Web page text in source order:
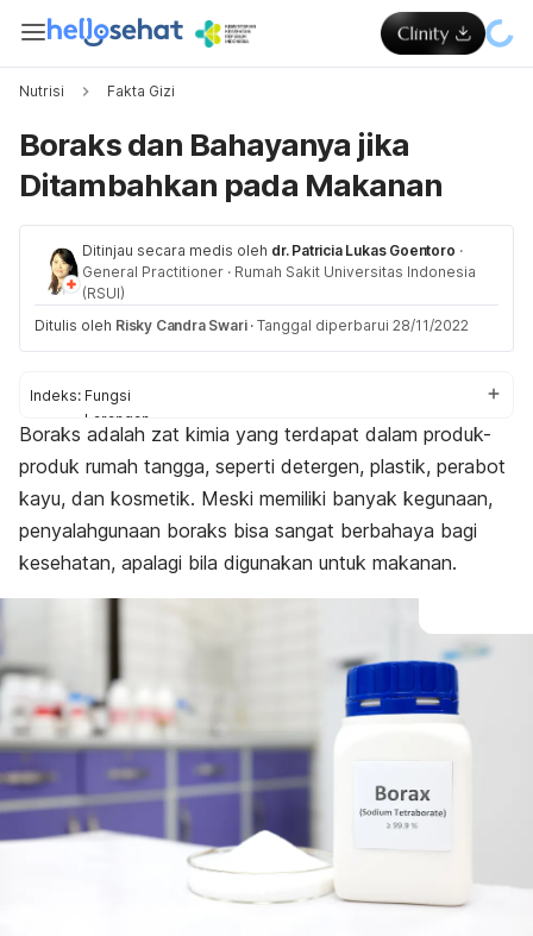
Nutrisi Fakta Gizi
Boraks dan Bahayanya jika
Ditambahkan pada Makanan
Ditinjau secara medis oleh dr. Patricia Lukas Goentoro ·
General Practitioner · Rumah Sakit Universitas Indonesia
(RSUI)
Ditulis oleh Risky Candra Swari · Tanggal diperbarui 28/11/2022
Indeks: Fungsi
Larangan
Bahaya
Ciri makanan yang mengandung boraks
Boraks adalah zat kimia yang terdapat dalam produk-
produk rumah tangga, seperti detergen, plastik, perabot
kayu, dan kosmetik. Meski memiliki banyak kegunaan,
penyalahgunaan boraks bisa sangat berbahaya bagi
kesehatan, apalagi bila digunakan untuk makanan.